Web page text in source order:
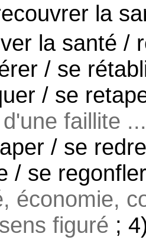
la
la santé /
/ se
/ se
d'une faillite ...
/ se
/ se
économie,
sens figuré ;